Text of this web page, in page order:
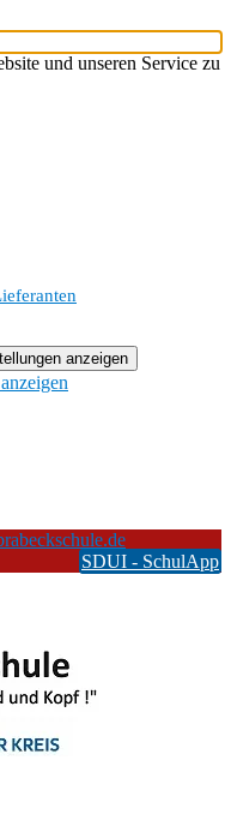
und unseren Service zu
anzeigen
SDUI - SchulApp